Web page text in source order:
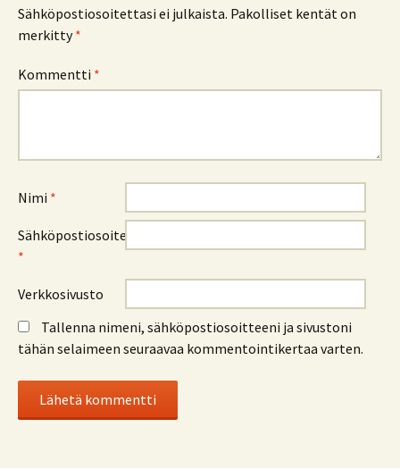
Sähköpostiosoitettasi ei julkaista. Pakolliset kentät on
merkitty*
Kommentti *
Nimi *
Sähköpostiosoite
*
Verkkosivusto
Tallenna nimeni, sähköpostiosoitteeni ja sivustoni
tähän selaimeen seuraavaa kommentointikertaa varten.